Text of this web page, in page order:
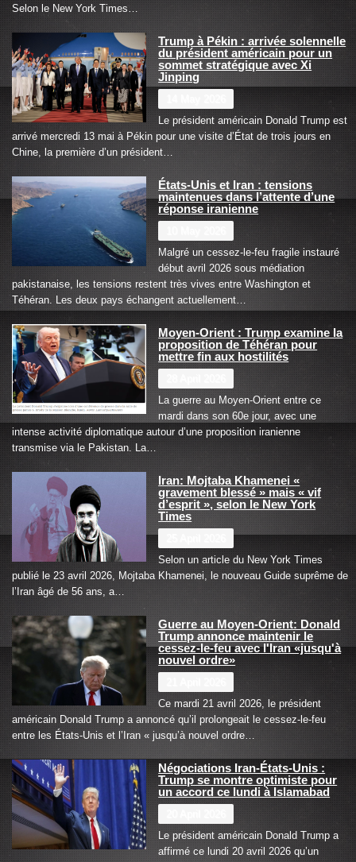
Selon le New York Times…
Trump à Pékin : arrivée solennelle
du président américain pour un
sommet stratégique avec Xi
Jinping
Le président américain Donald Trump est
arrivé mercredi 13 mai à Pékin pour une visite d’État de trois jours en
Chine, la première d’un président…
États-Unis et Iran : tensions
maintenues dans l’attente d’une
réponse iranienne
Malgré un cessez-le-feu fragile instauré
début avril 2026 sous médiation
pakistanaise, les tensions restent très vives entre Washington et
Téhéran. Les deux pays échangent actuellement…
Moyen-Orient : Trump examine la
proposition de Téhéran pour
mettre fin aux hostilités
La guerre au Moyen-Orient entre ce
mardi dans son 60e jour, avec une
intense activité diplomatique autour d’une proposition iranienne
transmise via le Pakistan. La…
Iran: Mojtaba Khamenei «
gravement blessé » mais « vif
d’esprit », selon le New York
Times
Selon un article du New York Times
publié le 23 avril 2026, Mojtaba Khamenei, le nouveau Guide suprême de
l’Iran âgé de 56 ans, a…
Guerre au Moyen-Orient: Donald
Trump annonce maintenir le
cessez-le-feu avec l'Iran «jusqu'à
nouvel ordre»
Ce mardi 21 avril 2026, le président
américain Donald Trump a annoncé qu’il prolongeait le cessez-le-feu
entre les États-Unis et l’Iran « jusqu’à nouvel ordre…
Négociations Iran-États-Unis :
Trump se montre optimiste pour
un accord ce lundi à Islamabad
Le président américain Donald Trump a
affirmé ce lundi 20 avril 2026 qu’un